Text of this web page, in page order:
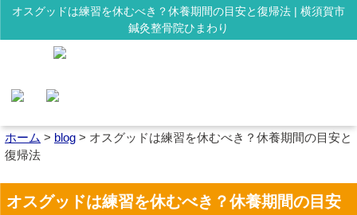
オスグッドは練習を休むべき？休養期間の目安と復帰法 | 横須賀市
鍼灸整骨院ひまわり
ホーム > blog > オスグッドは練習を休むべき？休養期間の目安と
復帰法
オスグッドは練習を休むべき？休養期間の目安